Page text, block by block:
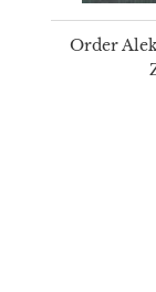
Order